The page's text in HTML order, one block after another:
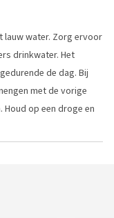
water. Zorg ervoor
drinkwater. Het
de dag. Bij
met de vorige
op een droge en